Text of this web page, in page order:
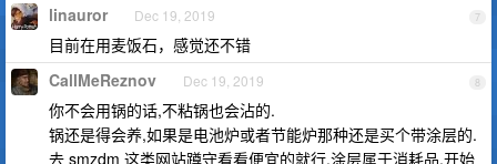
7
linauror Dec 19, 2019
目前在用麦饭石，感觉还不错
8
CallMeReznov Dec 19, 2019
你不会用锅的话,不粘锅也会沾的.
锅还是得会养,如果是电池炉或者节能炉那种还是买个带涂层的.
去 smzdm 这类网站蹲守看看便宜的就行,涂层属于消耗品,开始